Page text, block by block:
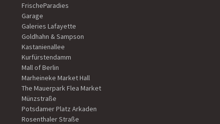
FrischeParadies
Garage
Galeries Lafayette
Goldhahn & Sampson
Kastanienallee
Kurfürstendamm
Mall of Berlin
Marheineke Market Hall
The Mauerpark Flea Market
Münzstraße
Potsdamer Platz Arkaden
Rosenthaler Straße